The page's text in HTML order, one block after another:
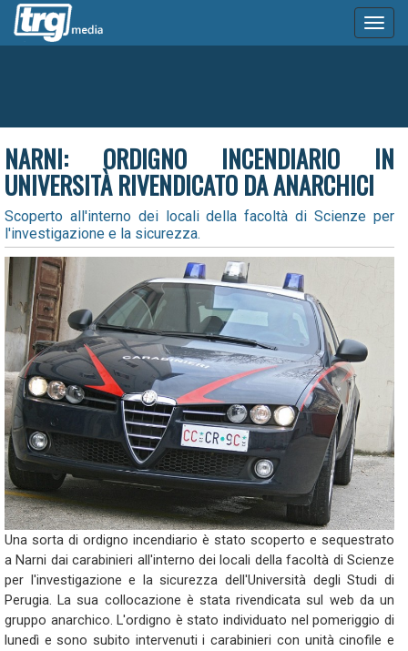
NARNI: ORDIGNO INCENDIARIO IN
UNIVERSITÀ RIVENDICATO DA ANARCHICI
Scoperto all'interno dei locali della facoltà di Scienze per
l'investigazione e la sicurezza.
Una sorta di ordigno incendiario è stato scoperto e sequestrato
a Narni dai carabinieri all'interno dei locali della facoltà di Scienze
per l'investigazione e la sicurezza dell'Università degli Studi di
Perugia. La sua collocazione è stata rivendicata sul web da un
gruppo anarchico. L'ordigno è stato individuato nel pomeriggio di
lunedì e sono subito intervenuti i carabinieri con unità cinofile e